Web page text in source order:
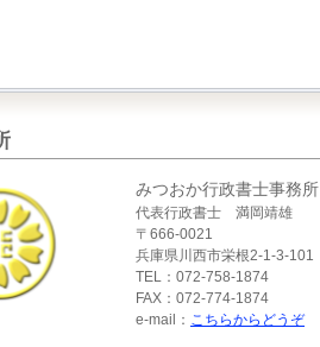
みつおか行政書士事務所
代表行政書士 満岡靖雄
〒666-0021
兵庫県川西市栄根2-1-3-101
TEL：072-758-1874
FAX：072-774-1874
e-mail： こちらからどうぞ